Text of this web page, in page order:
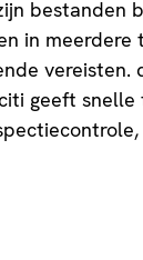
bestanden
in meerdere
vereisten.
geeft snelle